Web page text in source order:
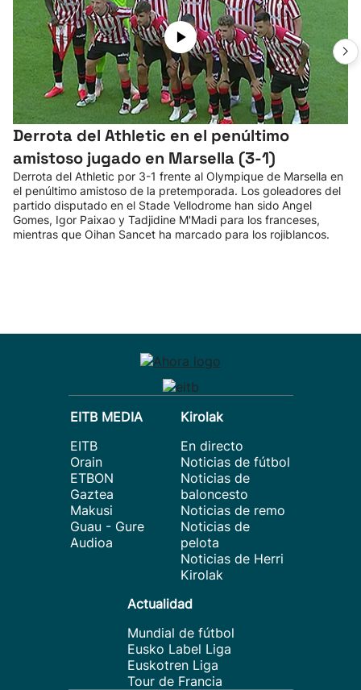
Derrota del Athletic en el penúltimo
amistoso jugado en Marsella (3-1)
Derrota del Athletic por 3-1 frente al Olympique de Marsella en
el penúltimo amistoso de la pretemporada. Los goleadores del
partido disputado en el Stade Vellodrome han sido Angel
Gomes, Igor Paixao y Tadjidine M'Madi para los franceses,
mientras que Oihan Sancet ha marcado para los rojiblancos.
EITB MEDIA
EITB
Orain
ETBON
Gaztea
Makusi
Guau - Gure
Audioa
Kirolak
En directo
Noticias de fútbol
Noticias de
baloncesto
Noticias de remo
Noticias de
pelota
Noticias de Herri
Kirolak
Actualidad
Mundial de fútbol
Eusko Label Liga
Euskotren Liga
Tour de Francia